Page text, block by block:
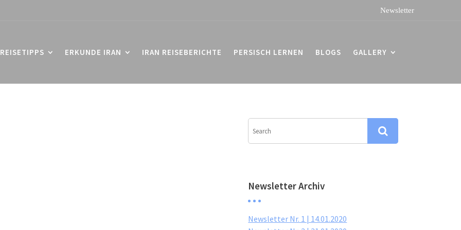
REISETIPPS ERKUNDE IRAN IRAN REISEBERICHTE PERSISCH LERNEN BLOGS GALLERY
Newsletter Archiv
Newsletter Nr. 1 | 14.01.2020